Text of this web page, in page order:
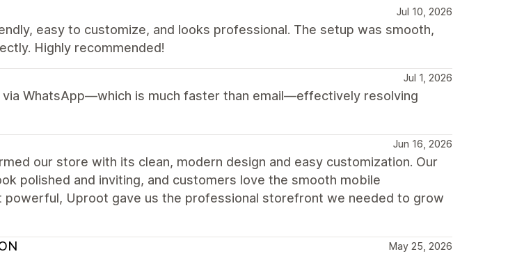
Jul 10, 2026
easy to customize, and looks professional. The setup was smooth,
Highly recommended!
Jul 1, 2026
via WhatsApp—which is much faster than email—effectively resolving
Jun 16, 2026
our store with its clean, modern design and easy customization. Our
polished and inviting, and customers love the smooth mobile
Uproot gave us the professional storefront we needed to grow
May 25, 2026